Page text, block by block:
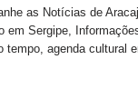
as Notícias de
em Sergipe,
tempo, agenda cultural